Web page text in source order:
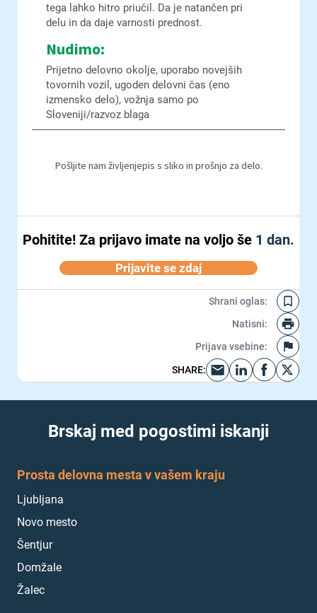
tega lahko hitro priučil. Da je natančen pri
delu in da daje varnosti prednost.
Nudimo:
Prijetno delovno okolje, uporabo novejših
tovornih vozil, ugoden delovni čas (eno
izmensko delo), vožnja samo po
Sloveniji/razvoz blaga
Pošljite nam življenjepis s sliko in prošnjo za delo.
Pohitite! Za prijavo imate na voljo še 1 dan.
Prijavite se zdaj
Shrani oglas:
Natisni:
Prijava vsebine:
SHARE:
Brskaj med pogostimi iskanji
Prosta delovna mesta v vašem kraju
Ljubljana
Novo mesto
Šentjur
Domžale
Žalec